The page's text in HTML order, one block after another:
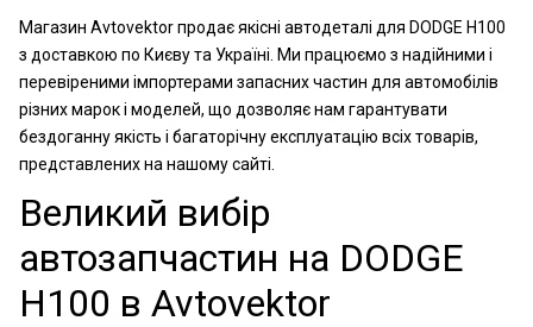
Магазин Avtovektor продає якісні автодеталі для DODGE H100
з доставкою по Києву та Україні. Ми працюємо з надійними і
перевіреними імпортерами запасних частин для автомобілів
різних марок і моделей, що дозволяє нам гарантувати
бездоганну якість і багаторічну експлуатацію всіх товарів,
представлених на нашому сайті.
Великий вибір
автозапчастин на DODGE
H100 в Avtovektor